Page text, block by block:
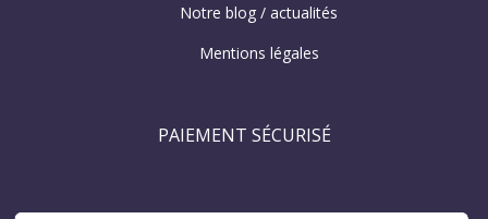
Notre blog / actualités
Mentions légales
PAIEMENT SÉCURISÉ